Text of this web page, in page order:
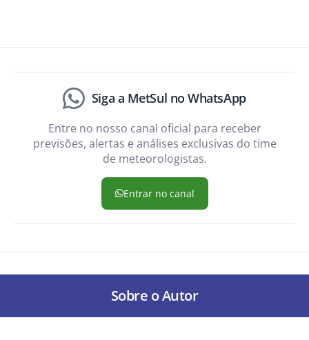
Siga a MetSul no WhatsApp
Entre no nosso canal oficial para receber
previsões, alertas e análises exclusivas do time
de meteorologistas.
Entrar no canal
Sobre o Autor